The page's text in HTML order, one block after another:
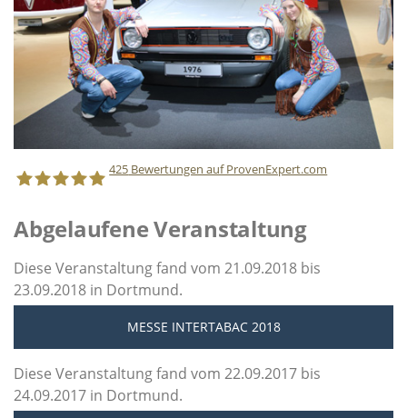
Staff Direct GmbH
425 Bewertungen auf ProvenExpert.com
Abgelaufene Veranstaltung
Diese Veranstaltung fand vom 21.09.2018 bis
23.09.2018 in Dortmund.
MESSE INTERTABAC 2018
Diese Veranstaltung fand vom 22.09.2017 bis
24.09.2017 in Dortmund.